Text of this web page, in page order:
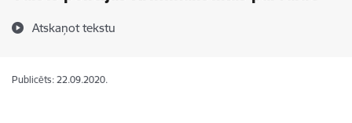
Atskaņot tekstu
Publicēts: 22.09.2020.